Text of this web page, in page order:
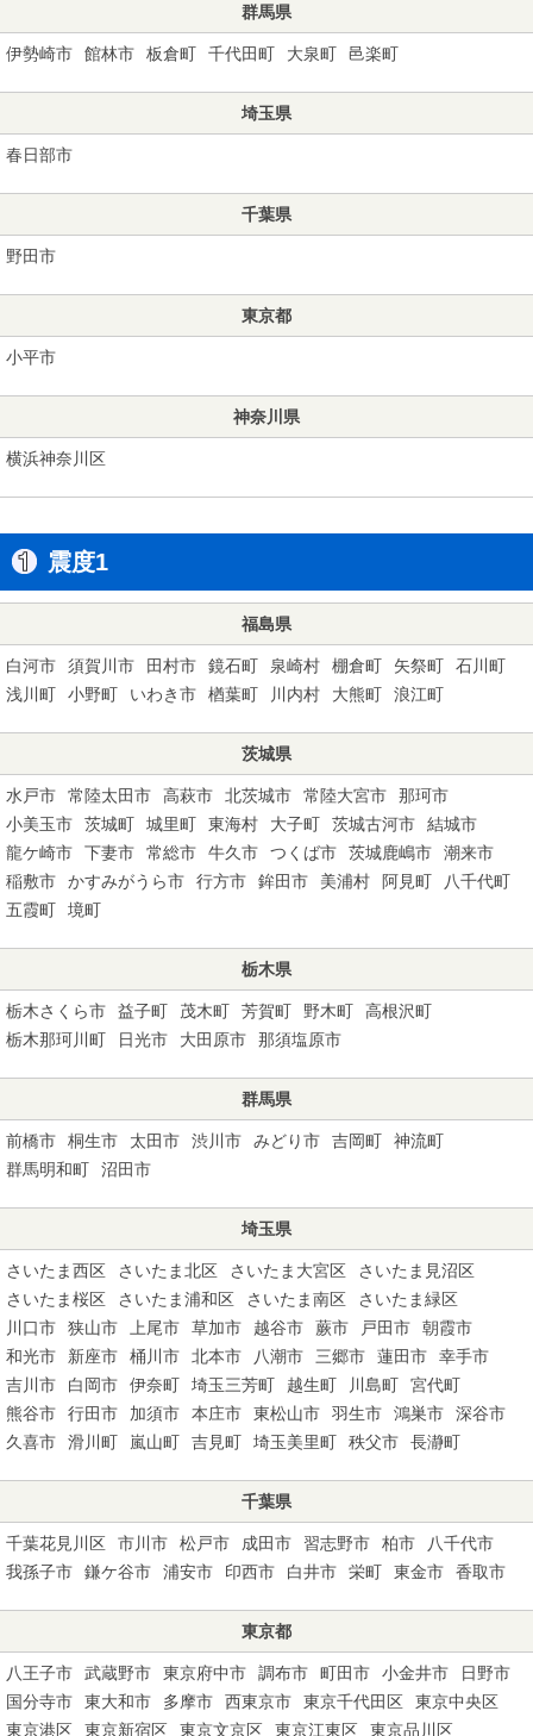
群馬県
伊勢崎市 館林市 板倉町 千代田町 大泉町 邑楽町
埼玉県
春日部市
千葉県
野田市
東京都
小平市
神奈川県
横浜神奈川区
震度1
福島県
白河市 須賀川市 田村市 鏡石町 泉崎村 棚倉町 矢祭町
石川町
浅川町
小野町 いわき市 楢葉町 川内村 大熊町 浪江町
茨城県
水戸市 常陸太田市 高萩市 北茨城市 常陸大宮市
那珂市
小美玉市
茨城町 城里町 東海村 大子町 茨城古河市
結城市
龍ケ崎市
下妻市 常総市 牛久市 つくば市 茨城鹿嶋市
潮来市
稲敷市
かすみがうら市 行方市 鉾田市 美浦村 阿見町
八千代町
五霞町
境町
栃木県
栃木さくら市 益子町 茂木町 芳賀町 野木町
高根沢町
栃木那珂川町
日光市 大田原市 那須塩原市
群馬県
前橋市 桐生市 太田市 渋川市 みどり市 吉岡町
神流町
群馬明和町
沼田市
埼玉県
さいたま西区 さいたま北区 さいたま大宮区
さいたま見沼区
さいたま桜区
さいたま浦和区 さいたま南区
さいたま緑区
川口市
狭山市 上尾市 草加市 越谷市 蕨市 戸田市
朝霞市
和光市
新座市 桶川市 北本市 八潮市 三郷市 蓮田市
幸手市
吉川市
白岡市 伊奈町 埼玉三芳町 越生町 川島町
宮代町
熊谷市
行田市 加須市 本庄市 東松山市 羽生市 鴻巣市
深谷市
久喜市
滑川町 嵐山町 吉見町 埼玉美里町 秩父市 長瀞町
千葉県
千葉花見川区 市川市 松戸市 成田市 習志野市 柏市
八千代市
我孫子市
鎌ケ谷市 浦安市 印西市 白井市 栄町 東金市 香取市
東京都
八王子市 武蔵野市 東京府中市 調布市 町田市 小金井市
日野市
国分寺市
東大和市 多摩市 西東京市 東京千代田区
東京中央区
東京港区
東京新宿区 東京文京区 東京江東区 東京品川区